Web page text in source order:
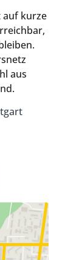
auf kurze
aus